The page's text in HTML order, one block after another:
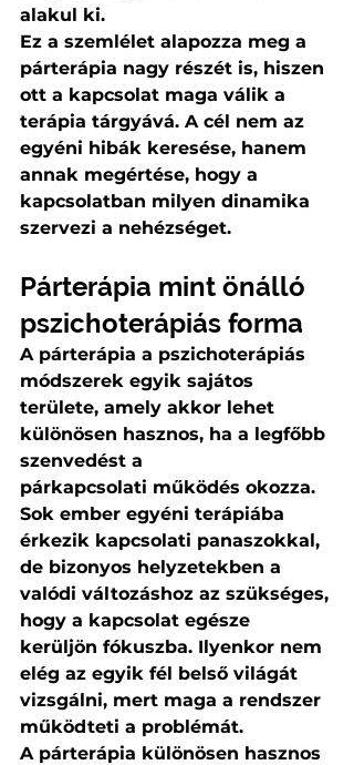
alakul ki.
Ez a szemlélet alapozza meg a
párterápia nagy részét is, hiszen
ott a kapcsolat maga válik a
terápia tárgyává. A cél nem az
egyéni hibák keresése, hanem
annak megértése, hogy a
kapcsolatban milyen dinamika
szervezi a nehézséget.
Párterápia mint önálló
pszichoterápiás forma
A párterápia a pszichoterápiás
módszerek egyik sajátos
területe, amely akkor lehet
különösen hasznos, ha a legfőbb
szenvedést a
párkapcsolati működés okozza.
Sok ember egyéni terápiába
érkezik kapcsolati panaszokkal,
de bizonyos helyzetekben a
valódi változáshoz az szükséges,
hogy a kapcsolat egésze
kerüljön fókuszba. Ilyenkor nem
elég az egyik fél belső világát
vizsgálni, mert maga a rendszer
működteti a problémát.
A párterápia különösen hasznos